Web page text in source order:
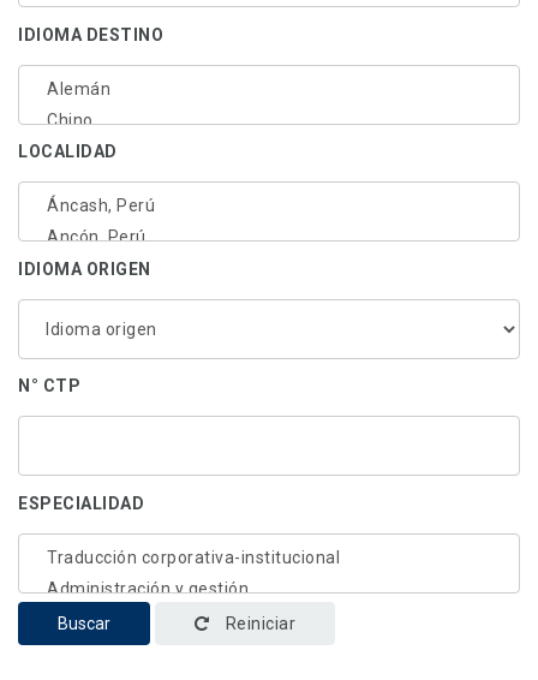
IDIOMA DESTINO
LOCALIDAD
IDIOMA ORIGEN
N° CTP
ESPECIALIDAD
Buscar Reiniciar